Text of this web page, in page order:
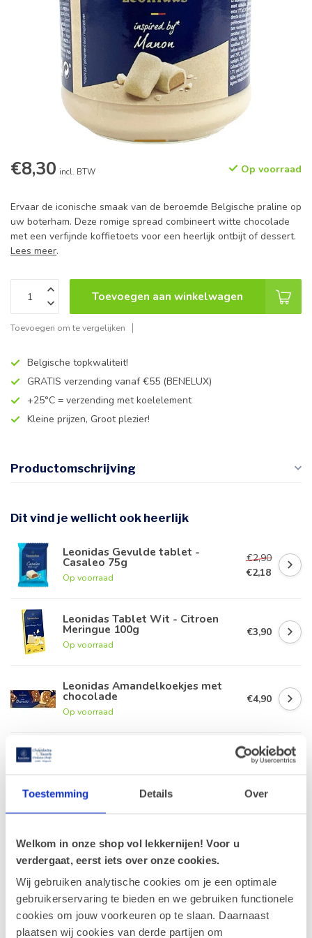
Toestemming Details Over
Welkom in onze shop vol lekkernijen! Voor u
verdergaat, eerst iets over onze cookies.
Wij gebruiken analytische cookies om je een optimale
gebruikerservaring te bieden en we gebruiken functionele
cookies om jouw voorkeuren op te slaan. Daarnaast
plaatsen wij cookies van derde partijen om
€8,30 incl. BTW Op voorraad
Ervaar de iconische smaak van de beroemde Belgische praline op
uw boterham. Deze romige spread combineert witte chocolade
met een verfijnde koffietoets voor een heerlijk ontbijt of dessert.
Lees meer.
Toevoegen aan winkelwagen
Toevoegen om te vergelijken
Belgische topkwaliteit!
GRATIS verzending vanaf €55 (BENELUX)
+25°C = verzending met koelelement
Kleine prijzen, Groot plezier!
Productomschrijving
Dit vind je wellicht ook heerlijk
Leonidas Gevulde tablet -
Casaleo 75g
Op voorraad
€2,90
€2,18
Leonidas Tablet Wit - Citroen
Meringue 100g
Op voorraad
€3,90
Leonidas Amandelkoekjes met
chocolade
Op voorraad
€4,90
€20,90
Op voorraad
Recent bekeken